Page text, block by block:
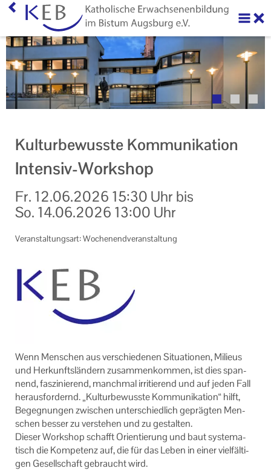
Kulturbewusste Kommunikation
Intensiv-Workshop
Fr. 12.06.2026 15:30 Uhr bis
So. 14.06.2026 13:00 Uhr
Veranstaltungsart: Wochenendveranstaltung
Wenn Men­schen aus ver­schie­de­nen Si­tua­tio­nen, Mi­lieus
und Her­kunfts­län­dern zu­sam­men­kom­men, ist dies span­
nend, fas­zi­nie­rend, manch­mal ir­ri­tie­rend und auf jeden Fall
her­aus­for­dernd. „Kul­tur­be­wuss­te Kom­mu­ni­ka­ti­on“ hilft,
Be­geg­nun­gen zwi­schen un­ter­schied­lich ge­präg­ten Men­
schen bes­ser zu ver­ste­hen und zu ge­stal­ten.
Die­ser Work­shop schafft Ori­en­tie­rung und baut sys­te­ma­
tisch die Kom­pe­tenz auf, die für das Leben in einer viel­fäl­ti­
gen Ge­sell­schaft ge­braucht wird.
Home
Über uns
Neuigkeiten
KEB Online
Themen "Im Blick"
Online-Veranstaltungen
AGB
Datenschutzerklärung